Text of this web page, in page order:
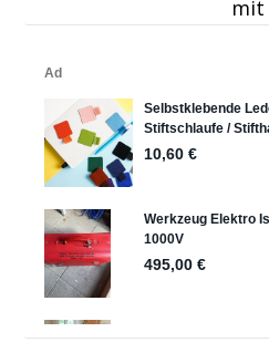
mit